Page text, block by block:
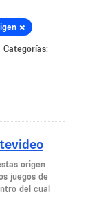
Categorías:
origen
juegos de
del cual